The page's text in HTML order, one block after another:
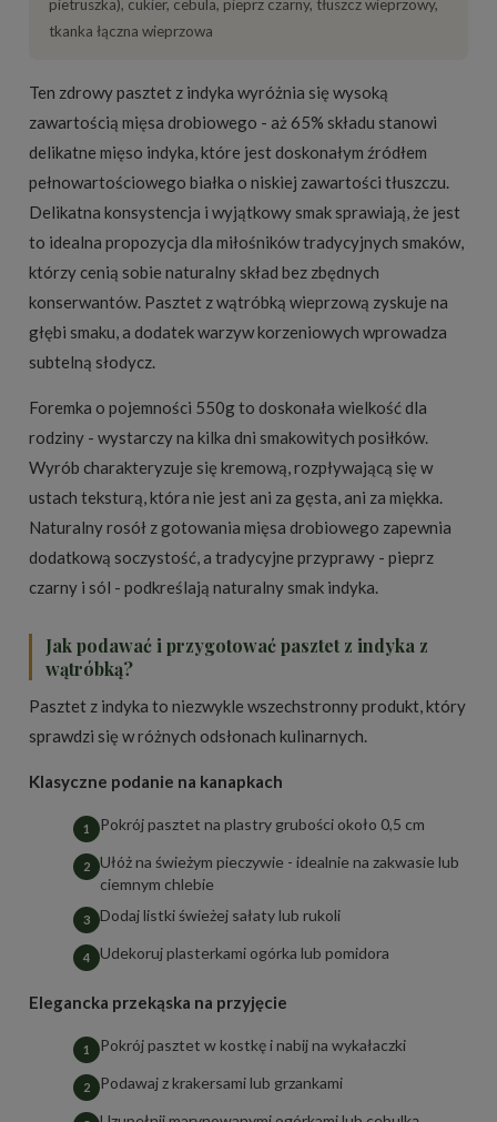
pietruszka), cukier, cebula, pieprz czarny, tłuszcz wieprzowy,
tkanka łączna wieprzowa
Ten zdrowy pasztet z indyka wyróżnia się wysoką
zawartością mięsa drobiowego - aż 65% składu stanowi
delikatne mięso indyka, które jest doskonałym źródłem
pełnowartościowego białka o niskiej zawartości tłuszczu.
Delikatna konsystencja i wyjątkowy smak sprawiają, że jest
to idealna propozycja dla miłośników tradycyjnych smaków,
którzy cenią sobie naturalny skład bez zbędnych
konserwantów. Pasztet z wątróbką wieprzową zyskuje na
głębi smaku, a dodatek warzyw korzeniowych wprowadza
subtelną słodycz.
Foremka o pojemności 550g to doskonała wielkość dla
rodziny - wystarczy na kilka dni smakowitych posiłków.
Wyrób charakteryzuje się kremową, rozpływającą się w
ustach teksturą, która nie jest ani za gęsta, ani za miękka.
Naturalny rosół z gotowania mięsa drobiowego zapewnia
dodatkową soczystość, a tradycyjne przyprawy - pieprz
czarny i sól - podkreślają naturalny smak indyka.
Jak podawać i przygotować pasztet z indyka z
wątróbką?
Pasztet z indyka to niezwykle wszechstronny produkt, który
sprawdzi się w różnych odsłonach kulinarnych.
Klasyczne podanie na kanapkach
Pokrój pasztet na plastry grubości około 0,5 cm
Ułóż na świeżym pieczywie - idealnie na zakwasie lub
ciemnym chlebie
Dodaj listki świeżej sałaty lub rukoli
Udekoruj plasterkami ogórka lub pomidora
Elegancka przekąska na przyjęcie
Pokrój pasztet w kostkę i nabij na wykałaczki
Podawaj z krakersami lub grzankami